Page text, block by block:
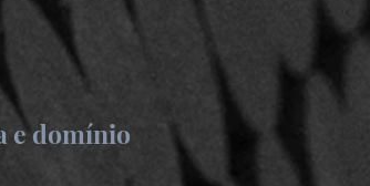
e domínio